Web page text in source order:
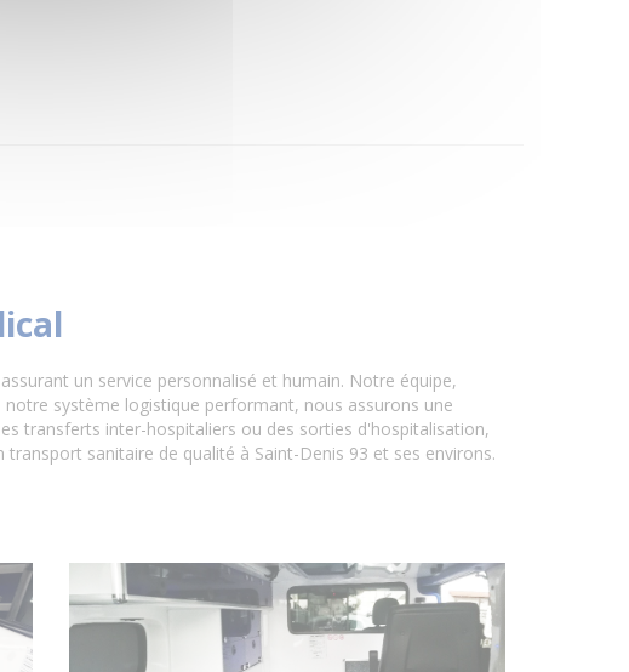
un service personnalisé et humain. Notre équipe,
système logistique performant, nous assurons une
transferts inter-hospitaliers ou des sorties d'hospitalisation,
sanitaire de qualité à Saint-Denis 93 et ses environs.